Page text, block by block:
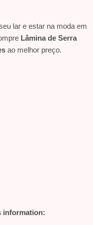
lar e estar na moda em
Lâmina de Serra
ao melhor preço.
information: